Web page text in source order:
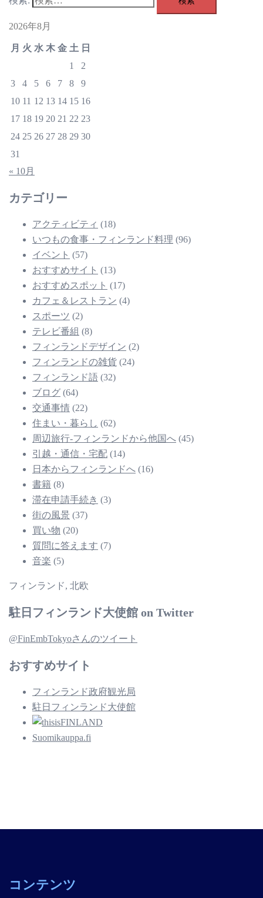
2026年8月
月 火 水 木 金 土 日
1
2
3
4 5 6 7 8
9
10 11 12 13 14 15 16
17 18 19 20 21 22 23
24 25 26 27 28 29 30
31
« 10月
カテゴリー
アクティビティ (18)
いつもの食事・フィンランド料理 (96)
イベント (57)
おすすめサイト (13)
おすすめスポット (17)
カフェ＆レストラン (4)
スポーツ (2)
テレビ番組 (8)
フィンランドデザイン (2)
フィンランドの雑貨 (24)
フィンランド語 (32)
ブログ (64)
交通事情 (22)
住まい・暮らし (62)
周辺旅行-フィンランドから他国へ (45)
引越・通信・宅配 (14)
日本からフィンランドへ (16)
書籍 (8)
滞在申請手続き (3)
街の風景 (37)
買い物 (20)
質問に答えます (7)
音楽 (5)
フィンランド, 北欧
駐日フィンランド大使館 on Twitter
@FinEmbTokyoさんのツイート
おすすめサイト
フィンランド政府観光局
駐日フィンランド大使館
Suomikauppa.fi
コンテンツ